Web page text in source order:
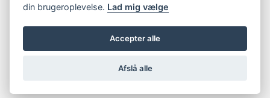
copyright © 2002-2023
din brugeroplevelse. Lad mig vælge
Accepter alle
Afslå alle